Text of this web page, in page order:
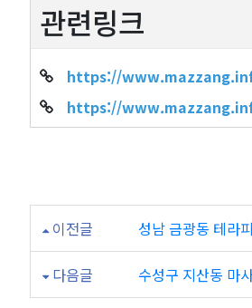
관련링크
이전글
다음글